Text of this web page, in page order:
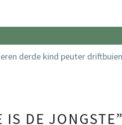
IS
IS DE JONGSTE”